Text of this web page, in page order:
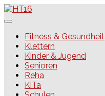
Skip
to
HT16Fitness & Gesundheit
Klettern
Kinder & Jugend
Senioren
Reha
KiTa